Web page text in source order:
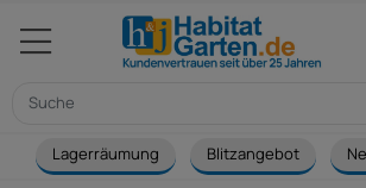
Lagerräumung Blitzangebot